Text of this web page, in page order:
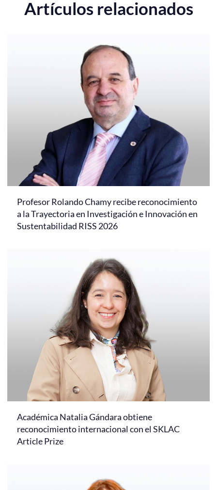
Artículos relacionados
Profesor Rolando Chamy recibe reconocimiento
a la Trayectoria en Investigación e Innovación en
Sustentabilidad RISS 2026
Académica Natalia Gándara obtiene
reconocimiento internacional con el SKLAC
Article Prize